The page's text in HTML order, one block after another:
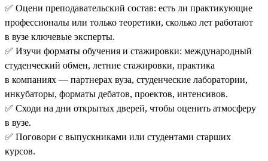
✅ Оцени преподавательский состав: есть ли практикующие
профессионалы или только теоретики, сколько лет работают
в вузе ключевые эксперты.
✅ Изучи форматы обучения и стажировки: международный
студенческий обмен, летние стажировки, практика
в компаниях — партнерах вуза, студенческие лаборатории,
инкубаторы, форматы дебатов, проектов, интенсивов.
✅ Сходи на дни открытых дверей, чтобы оценить атмосферу
в вузе.
✅ Поговори с выпускниками или студентами старших
курсов.